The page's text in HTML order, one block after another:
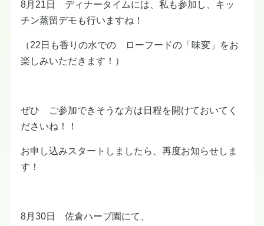
8月21日 ディナータイムには、私も参加し、キッ
チン蒸留デモも行いますね！
（22日も香りの水での ローフードの「味変」をお
楽しみいただきます！）
ぜひ ご参加できそうな方は日程を開けておいてく
ださいね！！
お申し込みスタートしましたら、再度お知らせしま
す！
8月30日 佐倉ハーブ園にて、